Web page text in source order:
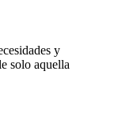
y
solo aquella